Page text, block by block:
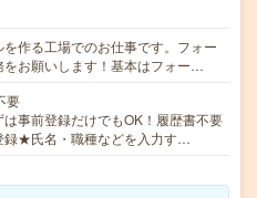
作る工場でのお仕事です。フォー
をお願いします！基本はフォー…
要
事前登録だけでもOK！履歴書不要
録★氏名・職種などを入力す…